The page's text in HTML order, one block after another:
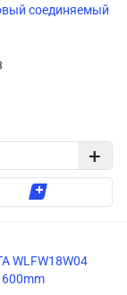
соединяемый
+
WLFW18W04